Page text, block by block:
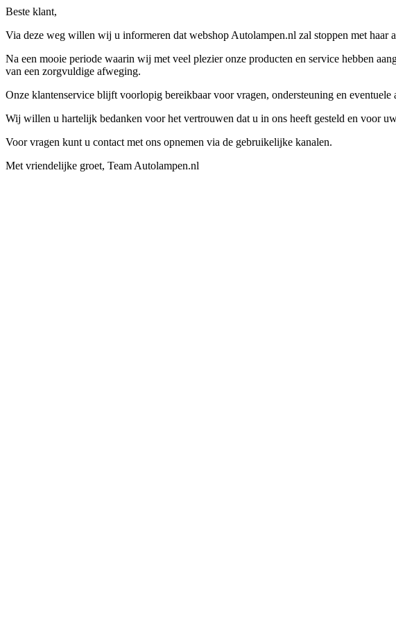
Beste klant,
Via deze weg willen wij u informeren dat webshop Autolampen.nl zal stoppen met haar
Na een mooie periode waarin wij met veel plezier onze producten en service hebben
van een zorgvuldige afweging.
Onze klantenservice blijft voorlopig bereikbaar voor vragen, ondersteuning en
Wij willen u hartelijk bedanken voor het vertrouwen dat u in ons heeft gesteld en voor
Voor vragen kunt u contact met ons opnemen via de gebruikelijke kanalen.
Met vriendelijke groet, Team Autolampen.nl